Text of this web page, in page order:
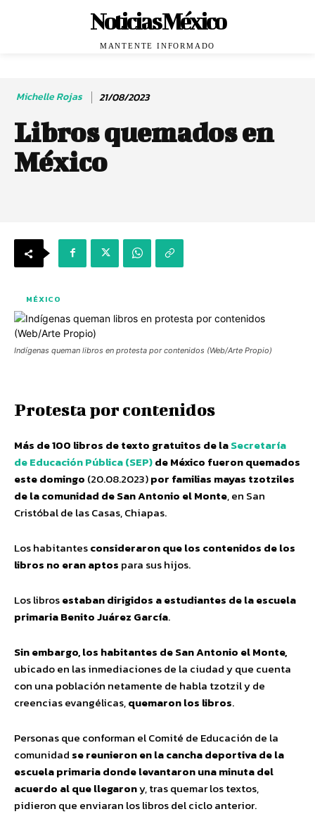
Noticias México
MANTENTE INFORMADO
Michelle Rojas 21/08/2023
Libros quemados en
México
MÉXICO
Indígenas queman libros en protesta por contenidos (Web/Arte Propio)
Protesta por contenidos
Más de 100 libros de texto gratuitos de laSecretaría
de Educación Pública (SEP)de México fueron quemados
este domingo (20.08.2023)por familias mayas tzotziles
de la comunidad de San Antonio el Monte, en San
Cristóbal de las Casas, Chiapas.
Los habitantesconsideraron que los contenidos de los
libros no eran aptos para sus hijos.
Los librosestaban dirigidos a estudiantes de la escuela
primaria Benito Juárez García.
Sin embargo, los habitantes de San Antonio el Monte,
ubicado en las inmediaciones de la ciudad y que cuenta
con una población netamente de habla tzotzil y de
creencias evangélicas,quemaron los libros.
Personas que conforman el Comité de Educación de la
comunidad se reunieron en la cancha deportiva de la
escuela primaria donde levantaron una minuta del
acuerdo al que llegarony, tras quemar los textos,
pidieron que enviaran los libros del ciclo anterior.